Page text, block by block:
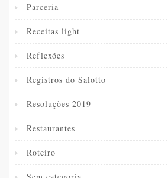
Parceria
Receitas light
Reflexões
Registros do Salotto
Resoluções 2019
Restaurantes
Roteiro